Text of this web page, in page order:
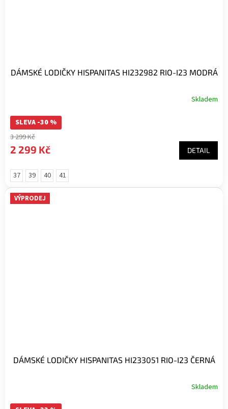
DÁMSKÉ LODIČKY HISPANITAS HI232982 RIO-I23 MODRÁ
Skladem
SLEVA -30 %
3 299 Kč
2 299 Kč DETAIL
37 39 40 41
VÝPRODEJ
DÁMSKÉ LODIČKY HISPANITAS HI233051 RIO-I23 ČERNÁ
Skladem